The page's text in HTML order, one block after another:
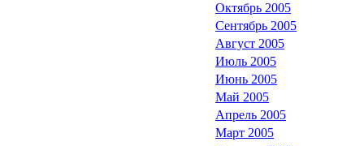
Октябрь 2005
Сентябрь 2005
Август 2005
Июль 2005
Июнь 2005
Май 2005
Апрель 2005
Март 2005